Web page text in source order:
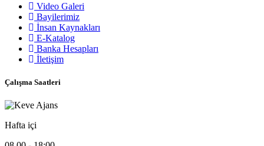
Video Galeri
Bayilerimiz
İnsan Kaynakları
E-Katalog
Banka Hesapları
İletişim
Çalışma Saatleri
Hafta içi